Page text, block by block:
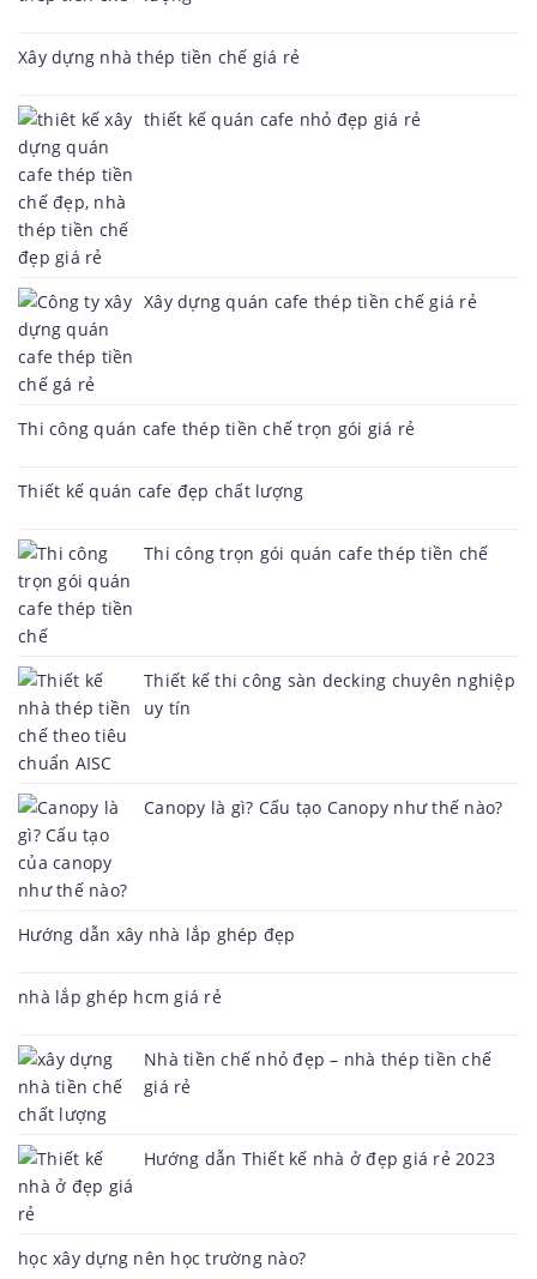
Xây dựng nhà thép tiền chế giá rẻ
thiết kế quán cafe nhỏ đẹp giá rẻ
Xây dựng quán cafe thép tiền chế giá rẻ
Thi công quán cafe thép tiền chế trọn gói giá rẻ
Thiết kế quán cafe đẹp chất lượng
Thi công trọn gói quán cafe thép tiền chế
Thiết kế thi công sàn decking chuyên nghiệp
uy tín
Canopy là gì? Cấu tạo Canopy như thế nào?
Hướng dẫn xây nhà lắp ghép đẹp
nhà lắp ghép hcm giá rẻ
Nhà tiền chế nhỏ đẹp – nhà thép tiền chế
giá rẻ
Hướng dẫn Thiết kế nhà ở đẹp giá rẻ 2023
học xây dựng nên học trường nào?